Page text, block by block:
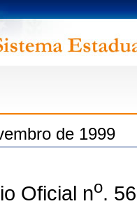
de 1999
Oficial no.